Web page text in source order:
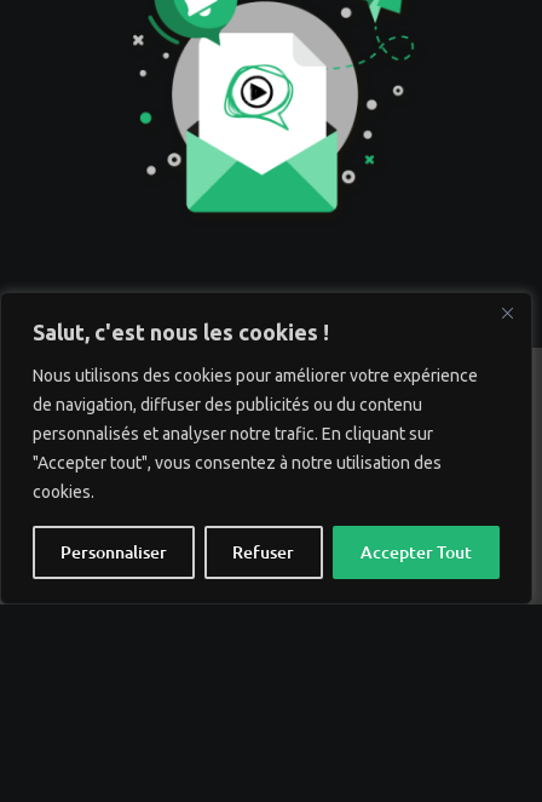
Salut, c'est nous les cookies !
Nous utilisons des cookies pour améliorer votre expérience
de navigation, diffuser des publicités ou du contenu
personnalisés et analyser notre trafic. En cliquant sur
"Accepter tout", vous consentez à notre utilisation des
cookies.
Personnaliser Refuser Accepter Tout
Accueil Qui sommes nous ?
Partenaires